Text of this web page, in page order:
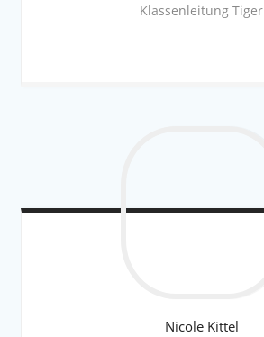
Klassenleitung Tiger
Nicole Kittel